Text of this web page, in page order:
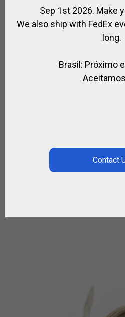
FILET COMPLET DE POLO
Sep 1st 2026. Make
We also ship with FedEx
long.
Brasil: Próximo